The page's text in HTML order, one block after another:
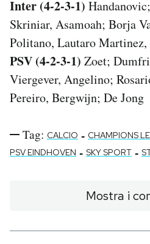
Inter (4-2-3-1)
Skriniar, Asamoah; Borja
Politano, Lautaro
PSV (4-2-3-1) Zoet;
Viergever, Angelino;
Pereiro, Bergwijn; De Jong
Tag: CALCIO - CHAMPIONS
PSV EINDHOVEN - SKY SPORT -
Mostra i